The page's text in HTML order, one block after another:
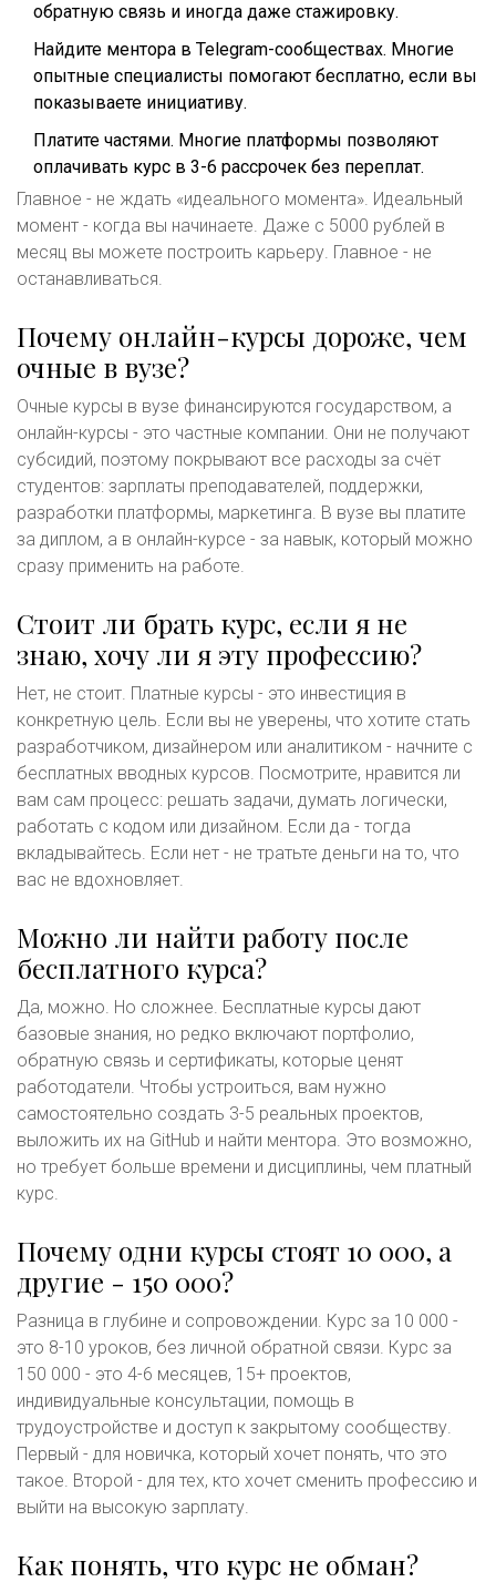
обратную связь и иногда даже стажировку.
Найдите ментора в Telegram-сообществах. Многие
опытные специалисты помогают бесплатно, если вы
показываете инициативу.
Платите частями. Многие платформы позволяют
оплачивать курс в 3-6 рассрочек без переплат.
Главное - не ждать «идеального момента». Идеальный
момент - когда вы начинаете. Даже с 5000 рублей в
месяц вы можете построить карьеру. Главное - не
останавливаться.
Почему онлайн-курсы дороже, чем
очные в вузе?
Очные курсы в вузе финансируются государством, а
онлайн-курсы - это частные компании. Они не получают
субсидий, поэтому покрывают все расходы за счёт
студентов: зарплаты преподавателей, поддержки,
разработки платформы, маркетинга. В вузе вы платите
за диплом, а в онлайн-курсе - за навык, который можно
сразу применить на работе.
Стоит ли брать курс, если я не
знаю, хочу ли я эту профессию?
Нет, не стоит. Платные курсы - это инвестиция в
конкретную цель. Если вы не уверены, что хотите стать
разработчиком, дизайнером или аналитиком - начните с
бесплатных вводных курсов. Посмотрите, нравится ли
вам сам процесс: решать задачи, думать логически,
работать с кодом или дизайном. Если да - тогда
вкладывайтесь. Если нет - не тратьте деньги на то, что
вас не вдохновляет.
Можно ли найти работу после
бесплатного курса?
Да, можно. Но сложнее. Бесплатные курсы дают
базовые знания, но редко включают портфолио,
обратную связь и сертификаты, которые ценят
работодатели. Чтобы устроиться, вам нужно
самостоятельно создать 3-5 реальных проектов,
выложить их на GitHub и найти ментора. Это возможно,
но требует больше времени и дисциплины, чем платный
курс.
Почему одни курсы стоят 10 000, а
другие - 150 000?
Разница в глубине и сопровождении. Курс за 10 000 -
это 8-10 уроков, без личной обратной связи. Курс за
150 000 - это 4-6 месяцев, 15+ проектов,
индивидуальные консультации, помощь в
трудоустройстве и доступ к закрытому сообществу.
Первый - для новичка, который хочет понять, что это
такое. Второй - для тех, кто хочет сменить профессию и
выйти на высокую зарплату.
Как понять, что курс не обман?